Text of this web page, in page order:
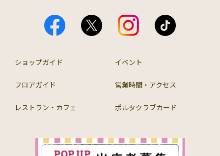
ショップガイド イベント
フロアガイド 営業時間・アクセス
レストラン・カフェ ポルタクラブカード